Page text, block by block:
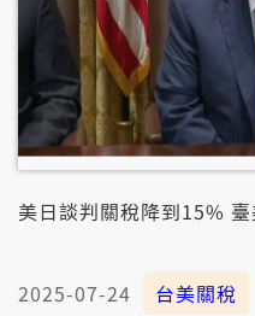
美日談判關稅降到15%
2025-07-24 台美關稅